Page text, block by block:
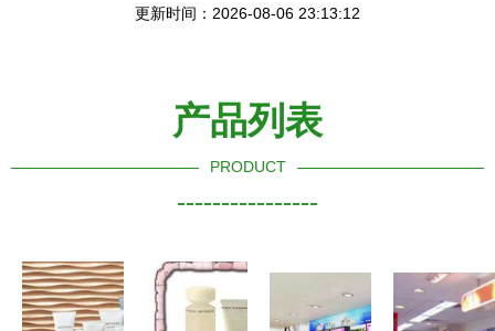
更新时间：2026-08-06 23:13:12
产品列表
PRODUCT
----------------